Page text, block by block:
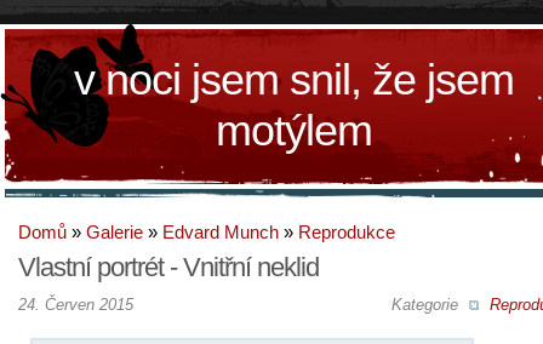
v noci jsem snil, že jsem
motýlem
Domů » Galerie » Edvard Munch » Reprodukce
Vlastní portrét - Vnitřní neklid
Kategorie
24. Červen 2015